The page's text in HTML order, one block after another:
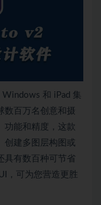
和 iPad 集
数百万名创意和摄
功能和精度，这款
创建多图层构图或
具有数百种可节省
，可为您营造更胜